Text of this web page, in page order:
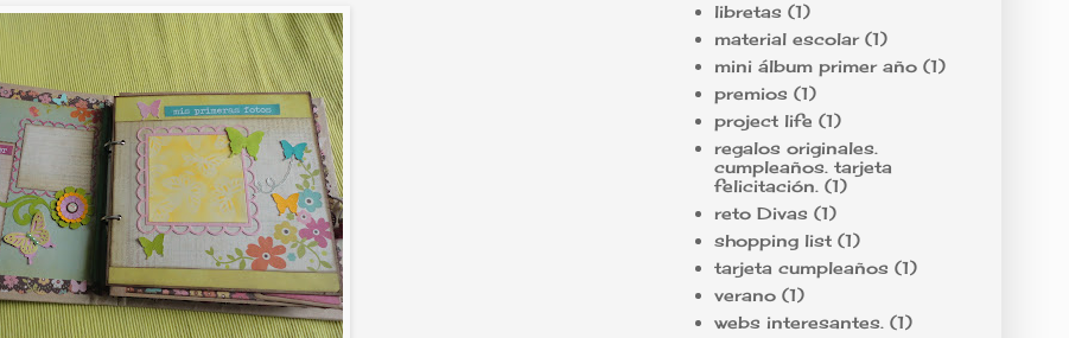
libretas (1)
material escolar (1)
mini álbum primer año (1)
premios (1)
project life (1)
regalos originales.
cumpleaños. tarjeta
felicitación. (1)
reto Divas (1)
shopping list (1)
tarjeta cumpleaños (1)
verano (1)
webs interesantes. (1)